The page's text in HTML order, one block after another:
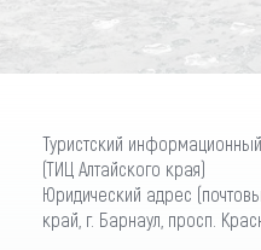
Туристский
(ТИЦ Алтайского края)
Юридический адрес
край, г. Барнаул, просп.